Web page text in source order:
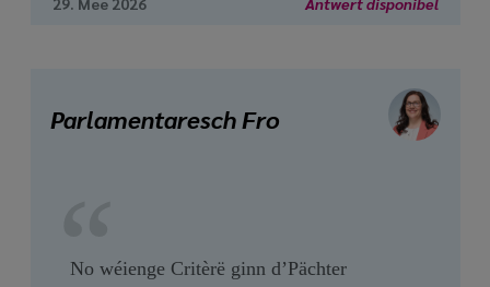
Parlamentaresch Fro
No wéienge Critèrë ginn d’Pächter